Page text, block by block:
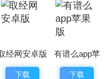
经网安卓版
下载
有谱么app苹
果版
下载